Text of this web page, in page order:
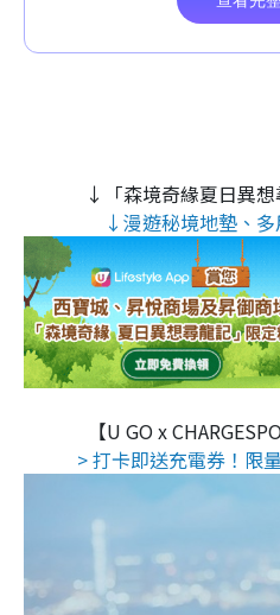
↓「森境奇緣夏日異
↓漫遊秘境地墊、
【U GO x
> 打卡即送充電券！限